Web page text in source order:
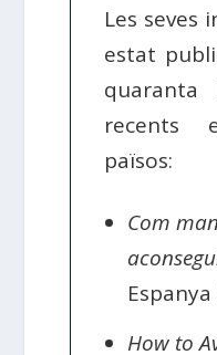
Les seves
estat
quaranta
recents
països:
Com
How to